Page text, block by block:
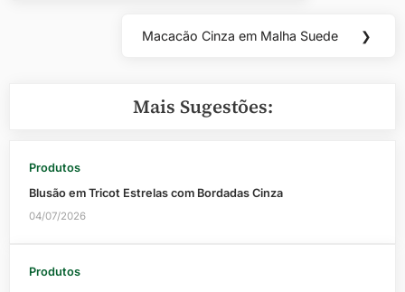
Next
Macacão Cinza em Malha Suede ❯
Mais Sugestões:
Produtos
Blusão em Tricot Estrelas com Bordadas Cinza
04/07/2026
Produtos